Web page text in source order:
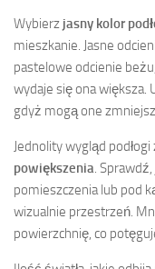
Wybierz jasny kolor
mieszkanie. Jasne
pastelowe odcienie
wydaje się ona większa.
gdyż mogą one
Jednolity wygląd
powiększenia .
pomieszczenia lub pod
wizualnie przestrzeń.
powierzchnię, co